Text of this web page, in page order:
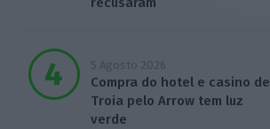
5 Agosto 2026
Compra do hotel e casino de
Troia pelo Arrow tem luz
verde